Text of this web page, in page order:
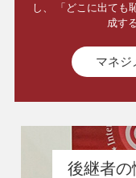
し、
「どこに出ても
成す
マネジ
後継者の